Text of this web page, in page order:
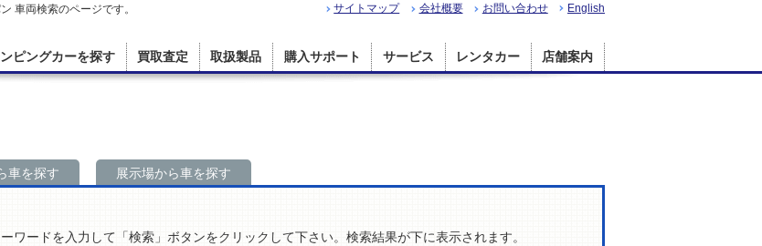
車両検索のページです。 サイトマップ 会社概要 お問い合わせ English
ピングカーを探す 買取査定 取扱製品 購入サポート サービス レンタカー 店舗案内
車を探す 展示場から車を探す
ワードを入力して「検索」ボタンをクリックして下さい。検索結果が下に表示されます。